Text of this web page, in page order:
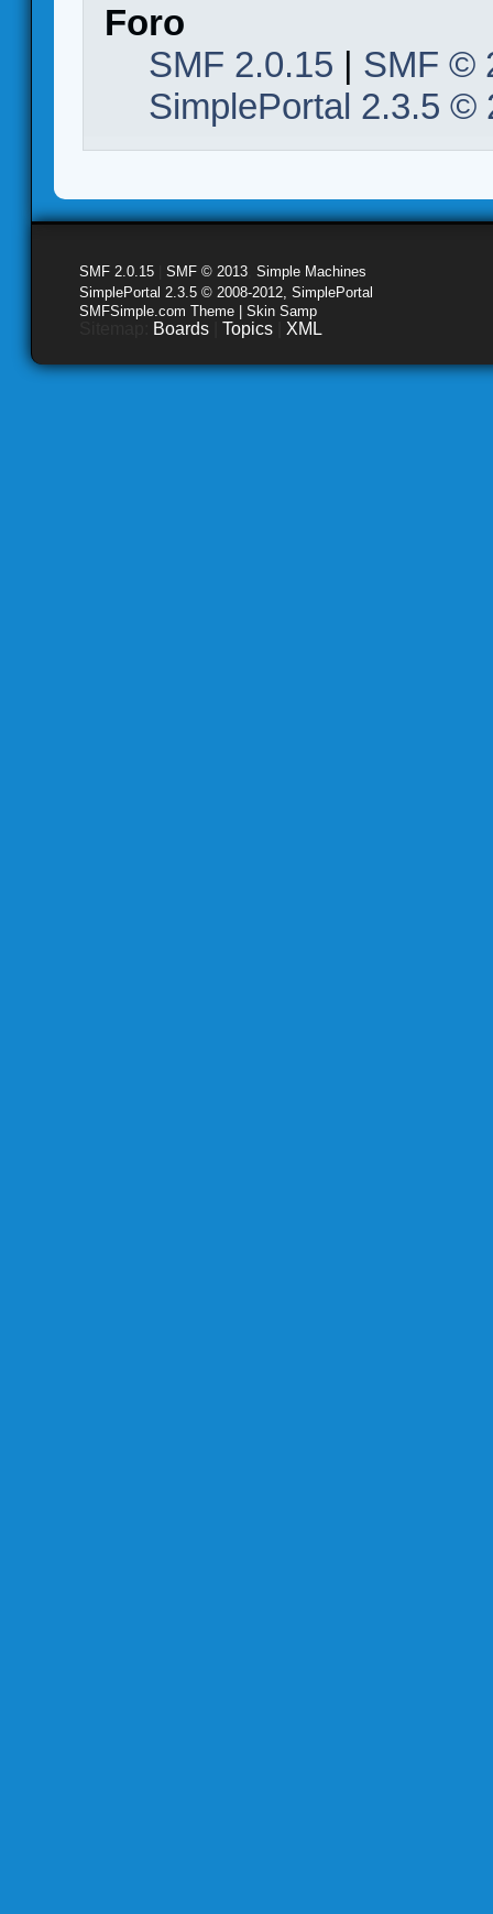
Foro
SMF 2.0.15 | SMF ©
SimplePortal 2.3.5 ©
SMF 2.0.15 SMF © 2013 Simple Machines
SimplePortal 2.3.5 © 2008-2012, SimplePortal
SMFSimple.com Theme | Skin Samp
Boards Topics XML